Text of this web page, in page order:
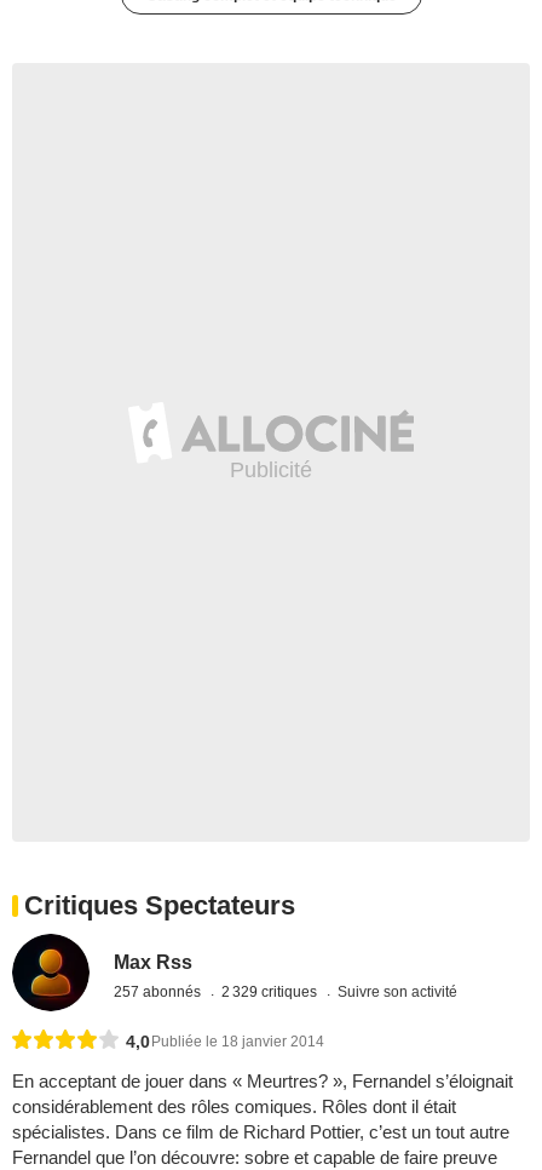
Critiques Spectateurs
Max Rss
257 abonnés 2 329 critiques Suivre son activité
4,0 Publiée le 18 janvier 2014
En acceptant de jouer dans « Meurtres? », Fernandel s’éloignait
considérablement des rôles comiques. Rôles dont il était
spécialistes. Dans ce film de Richard Pottier, c’est un tout autre
Fernandel que l’on découvre: sobre et capable de faire preuve